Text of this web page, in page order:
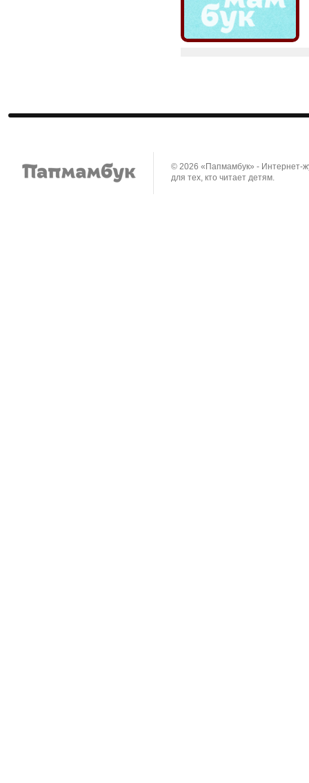
© 2026 «Папмамбук» - Интернет-
для тех, кто читает детям.